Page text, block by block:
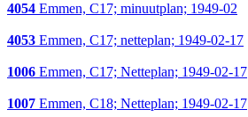
4054 Emmen, C17; minuutplan; 1949-02
4053 Emmen, C17; netteplan; 1949-02-17
1006 Emmen, C17; Netteplan; 1949-02-17
1007 Emmen, C18; Netteplan; 1949-02-17